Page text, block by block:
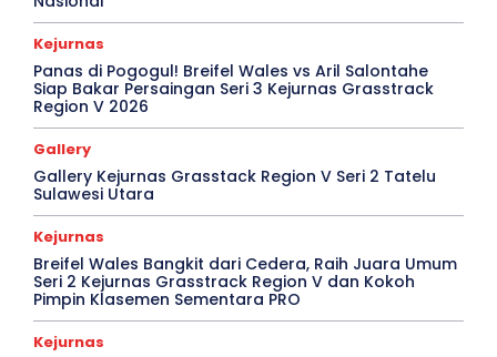
Kejurnas
Panas di Pogogul! Breifel Wales vs Aril Salontahe
Siap Bakar Persaingan Seri 3 Kejurnas Grasstrack
Region V 2026
Gallery
Gallery Kejurnas Grasstack Region V Seri 2 Tatelu
Sulawesi Utara
Kejurnas
Breifel Wales Bangkit dari Cedera, Raih Juara Umum
Seri 2 Kejurnas Grasstrack Region V dan Kokoh
Pimpin Klasemen Sementara PRO
Kejurnas